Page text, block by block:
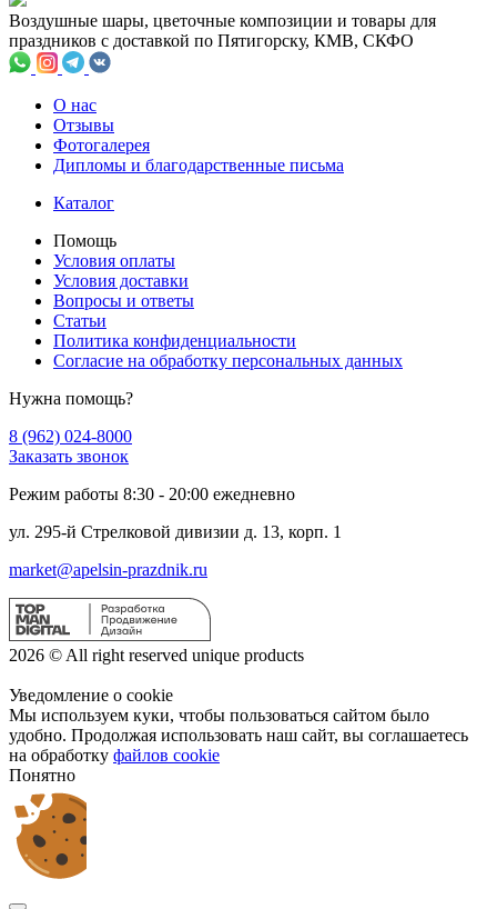
Воздушные шары, цветочные композиции и товары для
праздников с доставкой по Пятигорску, КМВ, СКФО
О нас
Отзывы
Фотогалерея
Дипломы и благодарственные письма
Каталог
Помощь
Условия оплаты
Условия доставки
Вопросы и ответы
Статьи
Политика конфиденциальности
Cогласие на обработку персональных данных
Нужна помощь?
8 (962) 024-8000
Заказать звонок
Режим работы 8:30 - 20:00 ежедневно
ул. 295-й Стрелковой дивизии д. 13, корп. 1
market@apelsin-prazdnik.ru
2026 © All right reserved unique products
Уведомление о cookie
Мы используем куки, чтобы пользоваться сайтом было
удобно. Продолжая использовать наш сайт, вы соглашаетесь
на обработку файлов cookie
Понятно